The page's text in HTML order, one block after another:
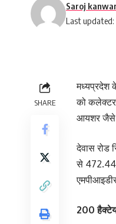
Last
Saroj kanwar
SHARE
मध्यप्रदेश
को कलेक्टर
आयशर जैसे
देवास रोड
से
200